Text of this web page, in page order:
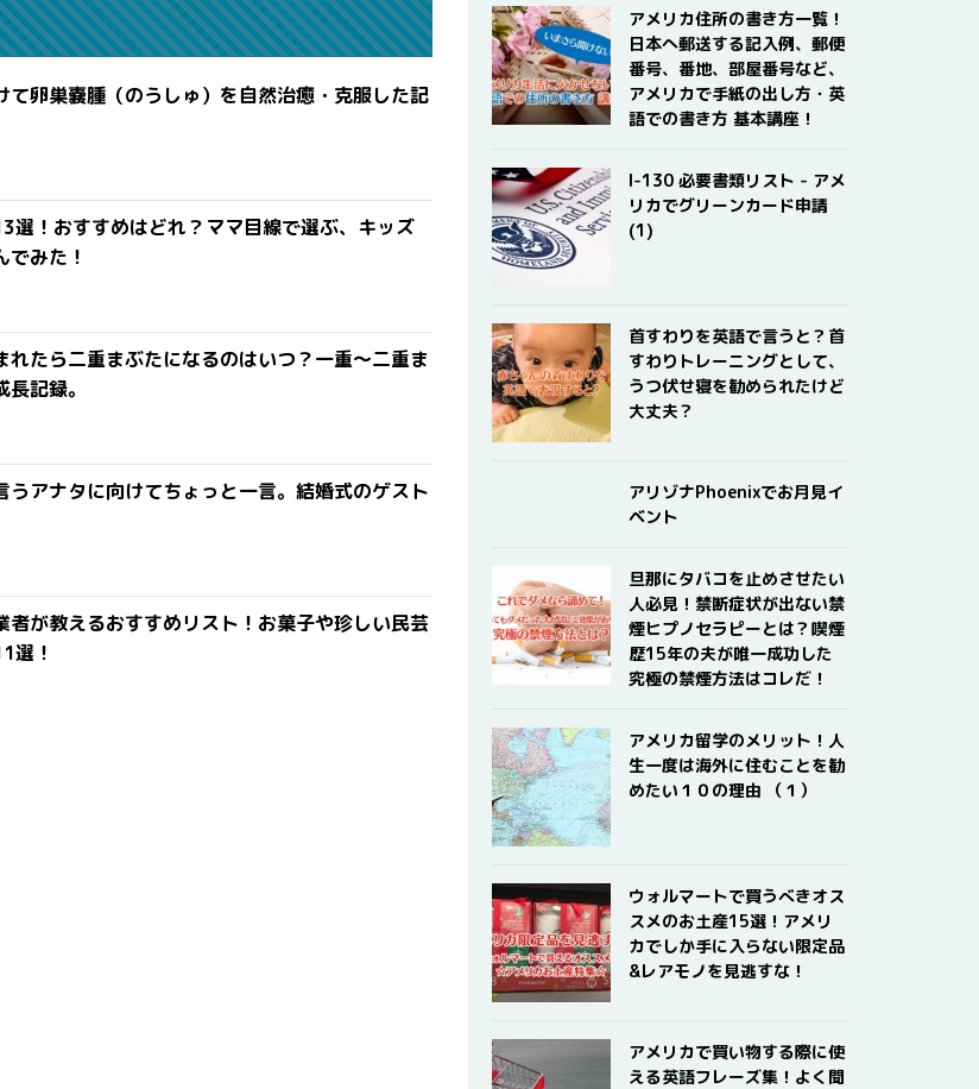
て卵巣嚢腫（のうしゅ）を自然治癒・克服した記
選！おすすめはどれ？ママ目線で選ぶ、キッズ
みた！
れたら二重まぶたになるのはいつ？一重〜二重ま
記録。
うアナタに向けてちょっと一言。結婚式のゲスト
者が教えるおすすめリスト！お菓子や珍しい民芸
選！
アメリカ住所の書き方一覧！
日本へ郵送する記入例、郵便
番号、番地、部屋番号など、
アメリカで手紙の出し方・英
語での書き方 基本講座！
I-130 必要書類リスト - アメ
リカでグリーンカード申請
(1)
首すわりを英語で言うと？首
すわりトレーニングとして、
うつ伏せ寝を勧められたけど
大丈夫？
アリゾナPhoenixでお月見イ
ベント
旦那にタバコを止めさせたい
人必見！禁断症状が出ない禁
煙ヒプノセラピーとは？喫煙
歴15年の夫が唯一成功した
究極の禁煙方法はコレだ！
アメリカ留学のメリット！人
生一度は海外に住むことを勧
めたい１０の理由 （１）
ウォルマートで買うべきオス
スメのお土産15選！アメリ
カでしか手に入らない限定品
&レアモノを見逃すな！
アメリカで買い物する際に使
える英語フレーズ集！よく聞